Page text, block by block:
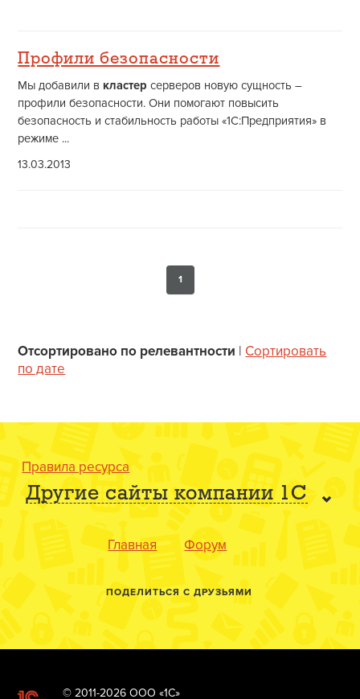
Профили безопасности
Мы добавили в кластер серверов новую сущность –
профили безопасности. Они помогают повысить
безопасность и стабильность работы «1С:Предприятия» в
режиме ...
13.03.2013
1
Отсортировано по релевантности | Сортировать
по дате
Правила ресурса
Другие сайты компании 1С
Главная Форум
ПОДЕЛИТЬСЯ С ДРУЗЬЯМИ
© 2011-2026 ООО «1С»